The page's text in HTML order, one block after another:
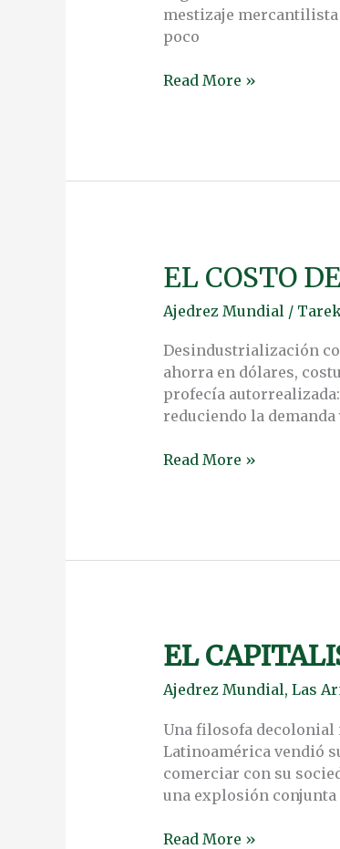
mestizaje
poco
FINANCIERO
Read More »
EL COSTO
Ajedrez Mundial /
Desindustrialización
ahorra en dólares,
profecía
reduciendo la demanda
EL
COSTO
DE
POTENCIAL
DOLARIZACIÓN
ARGENTINA
Read More »
EL
Ajedrez Mundial, Las
Una filosofa
Latinoamérica vendió
comerciar con su
una explosión conjunta
EL
CAPITALISMO
GORE
SAYAK
VALENCIA
Read More »